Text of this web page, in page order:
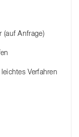
(auf Anfrage)
Verfahren